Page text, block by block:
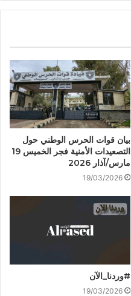
بيان قوات الحرس الوطني حول
التصعيدات الأمنية فجر الخميس 19
مارس/آذار 2026
19/03/2026
#وردنا_الآن
19/03/2026